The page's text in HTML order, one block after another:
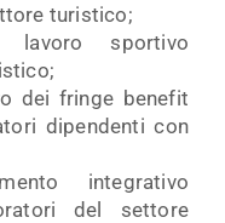
turistico;
lavoro sportivo
dei fringe benefit
dipendenti con
integrativo
del settore